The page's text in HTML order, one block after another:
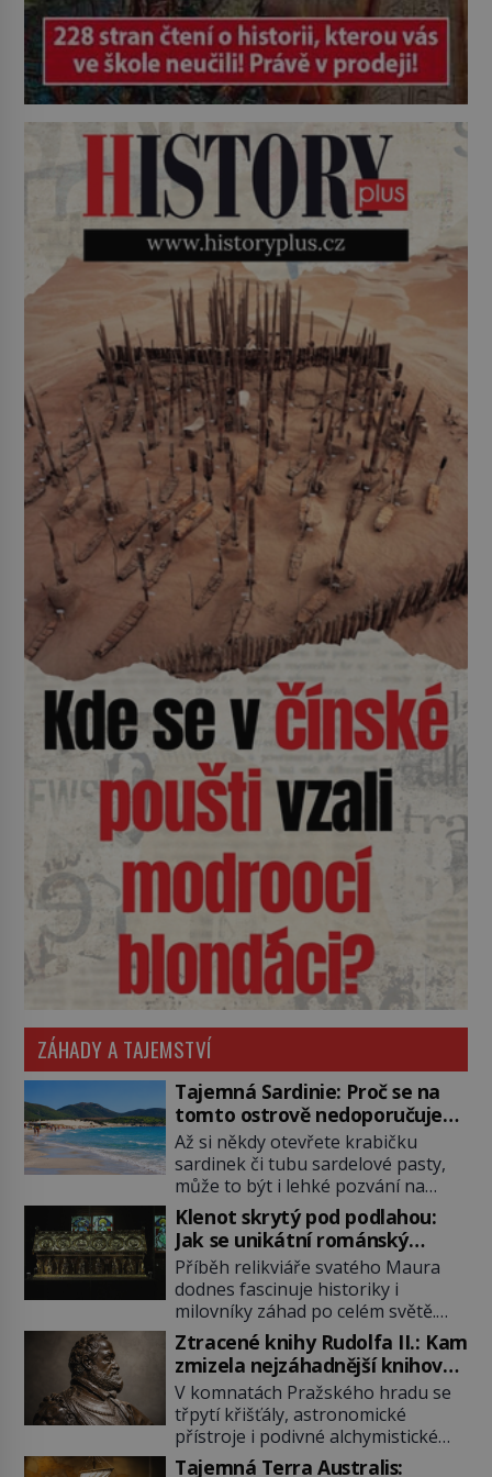
ZÁHADY A TAJEMSTVÍ
Tajemná Sardinie: Proč se na
tomto ostrově nedoporučuje
pytlovat „mořské brambory“?
Až si někdy otevřete krabičku
sardinek či tubu sardelové pasty,
může to být i lehké pozvání na
cestu do srdce Středozemního
moře, na ostrov hrdých Sardů.
Věděli jste, že to byl právě italský
ostrov Sardinie, jenž těmto
produktům moře propůjčil své
jméno. Co dalšího je pro Sardinii
typické a pro Středoevropana
zajímavé? Na mapách má […]
Klenot skrytý pod podlahou:
Jak se unikátní románský
poklad dostal do zapadlého
Bečova?
Příběh relikviáře svatého Maura
dodnes fascinuje historiky i
milovníky záhad po celém světě.
Tato románská zlatnická památka
ze 13. století je po českých
korunovačních klenotech druhým
nejcennějším movitým majetkem v
České republice. Přestože byl
klenot v roce 1985 po dramatickém
pátrání kriminalistů úspěšně
Ztracené knihy Rudolfa II.: Kam
zmizela nejzáhadnější knihovna
Evropy?
V komnatách Pražského hradu se
třpytí křišťály, astronomické
přístroje i podivné alchymistické
rukopisy. Císař Rudolf II.
Tajemná Terra Australis: